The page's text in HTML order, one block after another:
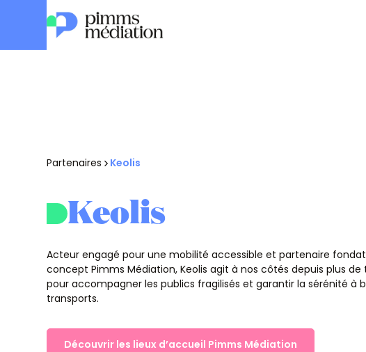
Partenaires Keolis
Keolis
Acteur engagé pour une mobilité accessible et partenaire
concept Pimms Médiation, Keolis agit à nos côtés depuis plus de
pour accompagner les publics fragilisés et garantir la sérénité à
transports.
Découvrir les lieux d’accueil Pimms Médiation